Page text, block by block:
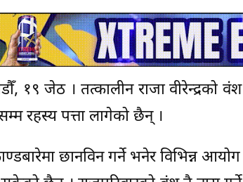
१९ जेठ । तत्कालीन राजा
रहस्य पत्ता लागेको छैन् ।
छानविन गर्ने भनेर विभिन्न